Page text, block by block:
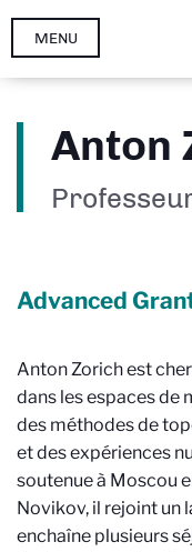
Aller
MENU
Anton
Advanced
Anton Zorich est
dans les espaces de
des méthodes de
et des expériences
soutenue à Moscou
Novikov, il rejoint
enchaîne plusieurs